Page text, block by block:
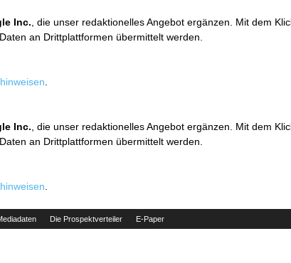
Inc. , die unser redaktionelles Angebot ergänzen. Mit dem
an Drittplattformen übermittelt werden.
Inc. , die unser redaktionelles Angebot ergänzen. Mit dem
an Drittplattformen übermittelt werden.
Die Prospektverteiler E-Paper